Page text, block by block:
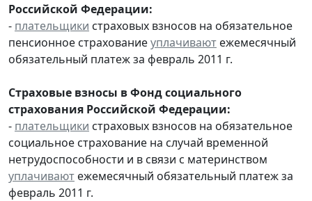
Российской Федерации:
- плательщики страховых взносов на обязательное
пенсионное страхованиеуплачивают ежемесячный
обязательный платеж за февраль 2011 г.
Страховые взносы в Фонд социального
страхования Российской Федерации:
- плательщики страховых взносов на обязательное
социальное страхование на случай временной
нетрудоспособности и в связи с материнством
уплачивают ежемесячный обязательный платеж за
февраль 2011 г.